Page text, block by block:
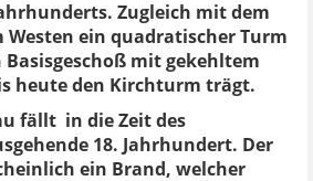
Zugleich mit dem
Westen ein quadratischer Turm
Basisgeschoß mit gekehltem
heute den Kirchturm trägt.
fällt in die Zeit des
18. Jahrhundert. Der
ein Brand, welcher